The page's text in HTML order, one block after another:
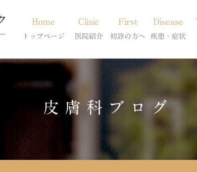
Home
トップページ
Clinic
医院紹介
当院のご紹介
獣医師紹介
First
初診の方へ
初診の方へ
Disease
疾患・症状
アトピー・アレルギー
膿皮症・脂漏症
脱毛症・アロペシアX
アポキルが効かない
体質改
皮膚科ブログ